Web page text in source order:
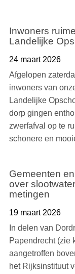
Inwoners
Landelijke
24 maart 2026
Afgelopen
inwoners van
Landelijke
dorp gingen
zwerfafval op te
schonere en
Gemeenten
over
metingen
19 maart 2026
In delen van
Papendrecht (zie
aangetroffen
het Rijksinstituut